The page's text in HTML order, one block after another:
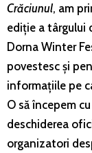
Crăciunul, am
ediție a târgului
Dorna Winter
povestesc și
informațiile pe
O să începem
deschiderea
organizatori